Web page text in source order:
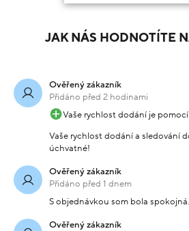
JAK NÁS HODNOTÍTE
Ověřený zákazník
Přidáno před 2 hodinami
Vaše rychlost dodání je
Vaše rychlost dodání a sledování
úchvatné!
Ověřený zákazník
Přidáno před 1 dnem
S objednávkou som bola
Ověřený zákazník